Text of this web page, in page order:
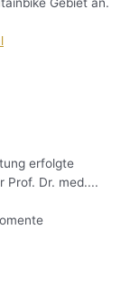
erfolgte
Prof. Dr. med....